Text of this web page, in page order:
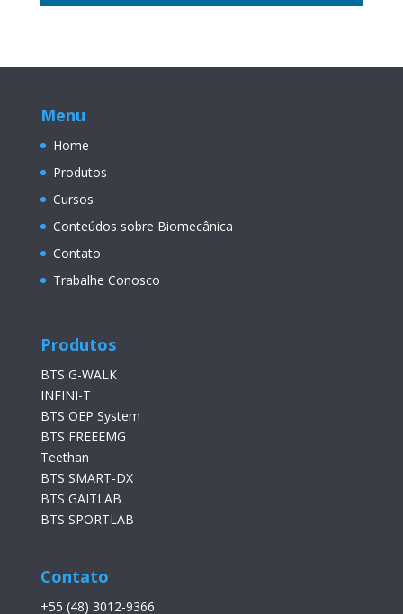
Menu
Home
Produtos
Cursos
Conteúdos sobre Biomecânica
Contato
Trabalhe Conosco
Produtos
BTS G-WALK
INFINI-T
BTS OEP System
BTS FREEEMG
Teethan
BTS SMART-DX
BTS GAITLAB
BTS SPORTLAB
Contato
+55 (48) 3012-9366